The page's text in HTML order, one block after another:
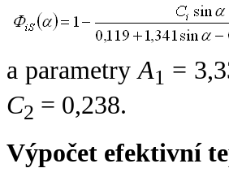
a parametryA1 =
C2 = 0,238.
Výpočet efektivní